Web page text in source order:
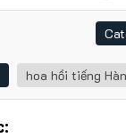
hoa hồi tiếng